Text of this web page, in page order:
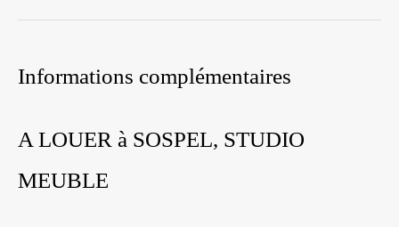
Informations complémentaires
A LOUER à SOSPEL, STUDIO
MEUBLE